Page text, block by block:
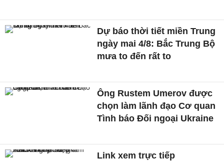
Dự báo thời tiết miền Trung
ngày mai 4/8: Bắc Trung Bộ
mưa to đến rất to
Ông Rustem Umerov được
chọn làm lãnh đạo Cơ quan
Tình báo Đối ngoại Ukraine
Link xem trực tiếp